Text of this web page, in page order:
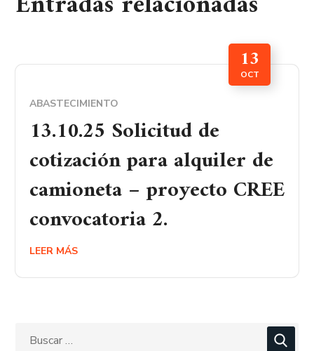
13
OCT
ABASTECIMIENTO
13.10.25 Solicitud de
cotización para alquiler de
camioneta – proyecto CREE
convocatoria 2.
LEER MÁS